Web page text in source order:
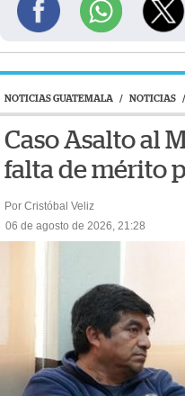
NOTICIAS GUATEMALA / NOTICIAS /
Caso Asalto al
falta de mérito
Por Cristóbal Veliz
06 de agosto de 2026, 21:28